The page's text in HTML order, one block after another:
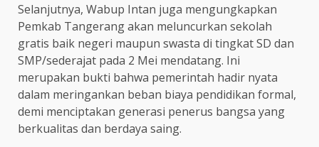
Selanjutnya, Wabup Intan juga mengungkapkan
Pemkab Tangerang akan meluncurkan sekolah
gratis baik negeri maupun swasta di tingkat SD dan
SMP/sederajat pada 2 Mei mendatang. Ini
merupakan bukti bahwa pemerintah hadir nyata
dalam meringankan beban biaya pendidikan formal,
demi menciptakan generasi penerus bangsa yang
berkualitas dan berdaya saing.